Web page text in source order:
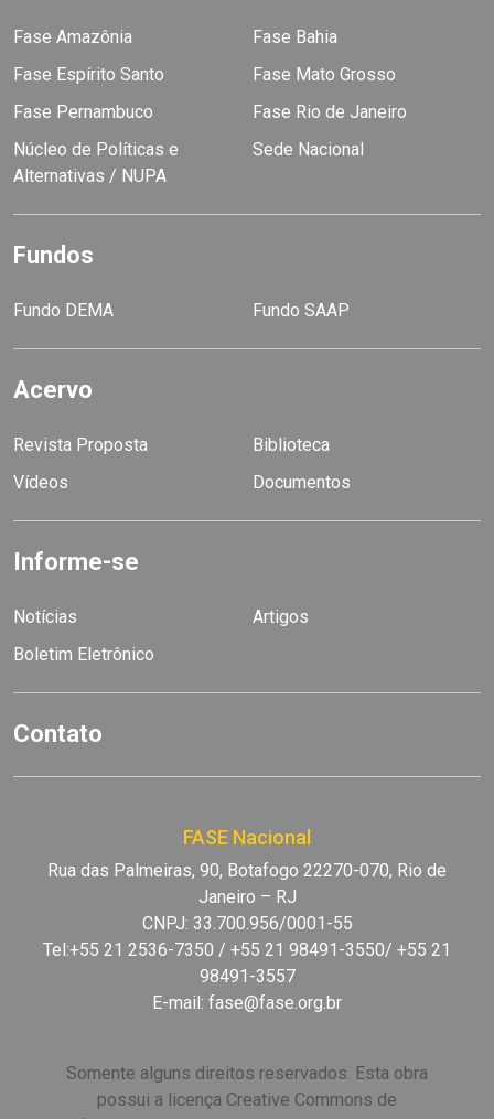
Fase Amazônia
Fase Bahia
Fase Espírito Santo
Fase Mato Grosso
Fase Pernambuco
Fase Rio de Janeiro
Núcleo de Políticas e
Alternativas / NUPA
Sede Nacional
Fundos
Fundo DEMA Fundo SAAP
Acervo
Revista Proposta
Biblioteca
Vídeos
Documentos
Informe-se
Notícias
Artigos
Boletim Eletrônico
Contato
FASE Nacional
Rua das Palmeiras, 90, Botafogo 22270-070, Rio de
Janeiro – RJ
CNPJ: 33.700.956/0001-55
Tel:+55 21 2536-7350 / +55 21 98491-3550/ +55 21
98491-3557
E-mail: fase@fase.org.br
Somente alguns direitos reservados. Esta obra
possui a licença Creative Commons de